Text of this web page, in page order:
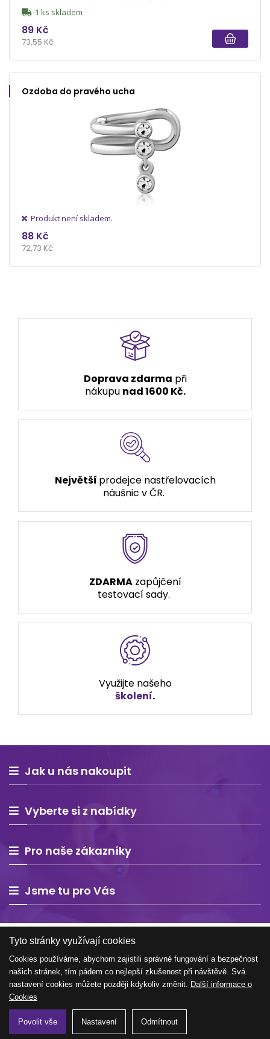
1 ks skladem
89 Kč
73,55 Kč
Ozdoba do pravého ucha
Produkt není skladem.
88 Kč
72,73 Kč
Doprava zdarma při
nákupu nad 1600 Kč.
Největší prodejce nastřelovacích
náušnic v ČR.
ZDARMAzapůjčení
testovací sady.
Využijte našeho
školení.
Jak u nás nakoupit
Vyberte si z nabídky
Pro naše zákazníky
Jsme tu pro Vás
Copyright © 2026 Estelle Europe s.r.o. – všechna práva
Tvorba e-shopu na míruWEBNIA.cz
Tyto stránky využívají cookies
Cookies používáme, abychom zajistili správné fungování a bezpečnost
našich stránek, tím pádem co nejlepší zkušenost při návštěvě. Svá
nastavení cookies můžete později kdykoliv změnit. Další informace o
Cookies
Povolit vše Nastavení Odmítnout